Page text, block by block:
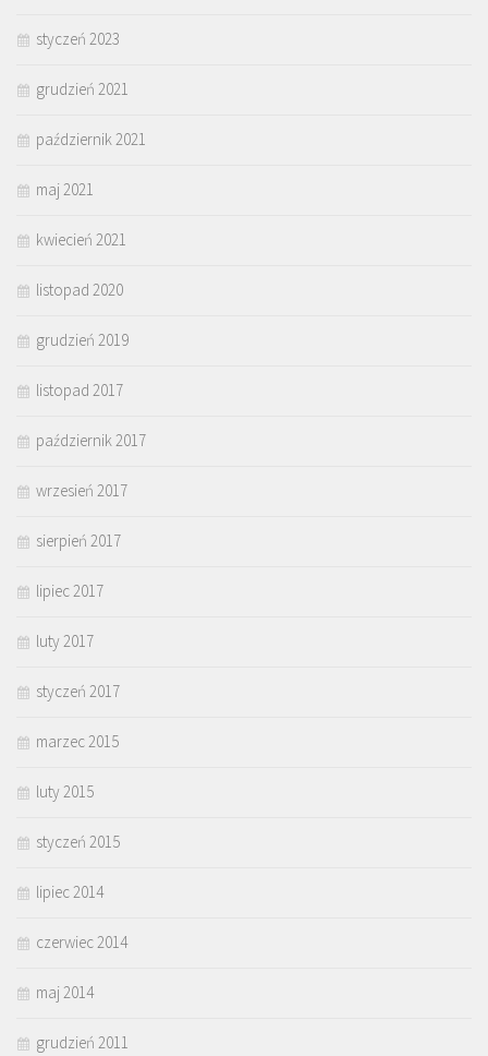
styczeń 2023
grudzień 2021
październik 2021
maj 2021
kwiecień 2021
listopad 2020
grudzień 2019
listopad 2017
październik 2017
wrzesień 2017
sierpień 2017
lipiec 2017
luty 2017
styczeń 2017
marzec 2015
luty 2015
styczeń 2015
lipiec 2014
czerwiec 2014
maj 2014
grudzień 2011